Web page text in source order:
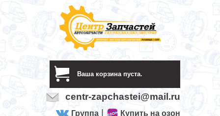
Ваша корзина пуста.
centr-zapchastei@mail.ru
Группа Купить на озон